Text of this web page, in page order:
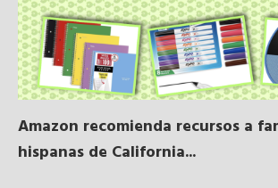
Amazon recomienda recursos a
hispanas de California...